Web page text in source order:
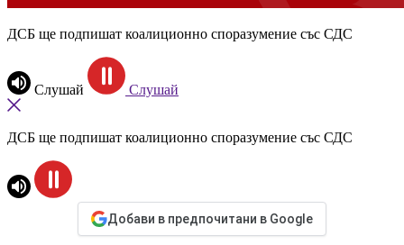
ДСБ ще подпишат коалиционно споразумение със СДС
Слушай Слушай
ДСБ ще подпишат коалиционно споразумение със СДС
Добави в предпочитани в Google